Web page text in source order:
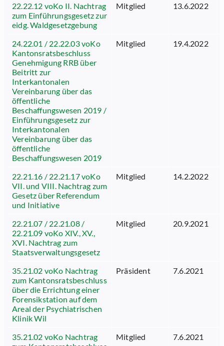
22.22.12 voKo II. Nachtrag
zum Einführungsgesetz zur
eidg. Waldgesetzgebung
Mitglied 13.6.2022
24.22.01 / 22.22.03 voKo
Kantonsratsbeschluss
Genehmigung RRB über
Beitritt zur
Interkantonalen
Vereinbarung über das
öffentliche
Beschaffungswesen 2019 /
Einführungsgesetz zur
Interkantonalen
Vereinbarung über das
öffentliche
Beschaffungswesen 2019
Mitglied 19.4.2022
22.21.16 / 22.21.17 voKo
VII. und VIII. Nachtrag zum
Gesetz über Referendum
und Initiative
Mitglied 14.2.2022
22.21.07 / 22.21.08 /
22.21.09 voKo XIV., XV.,
XVI. Nachtrag zum
Staatsverwaltungsgesetz
Mitglied 20.9.2021
35.21.02 voKo Nachtrag
zum Kantonsratsbeschluss
über die Errichtung einer
Forensikstation auf dem
Areal der Psychiatrischen
Klinik Wil
Präsident 7.6.2021
35.21.02 voKo Nachtrag
Mitglied 7.6.2021